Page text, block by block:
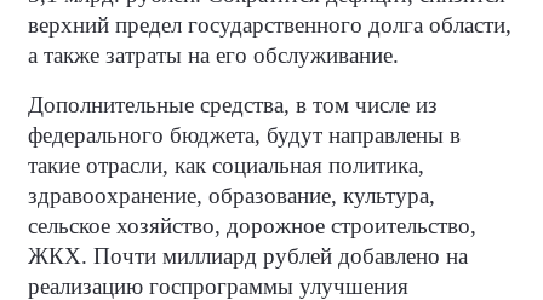
верхний предел государственного долга области,
а также затраты на его обслуживание.
Дополнительные средства, в том числе из
федерального бюджета, будут направлены в
такие отрасли, как социальная политика,
здравоохранение, образование, культура,
сельское хозяйство, дорожное строительство,
ЖКХ. Почти миллиард рублей добавлено на
реализацию госпрограммы улучшения